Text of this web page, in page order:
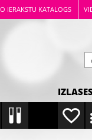
IERAKSTU KATALOGS